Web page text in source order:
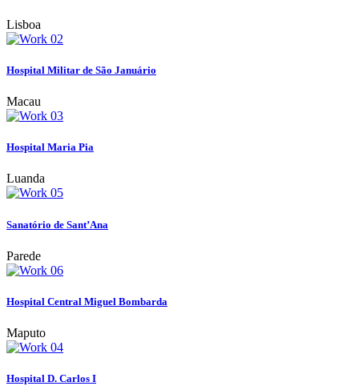
Lisboa
Hospital Militar de São Januário
Macau
Hospital Maria Pia
Luanda
Sanatório de Sant’Ana
Parede
Hospital Central Miguel Bombarda
Maputo
Hospital D. Carlos I